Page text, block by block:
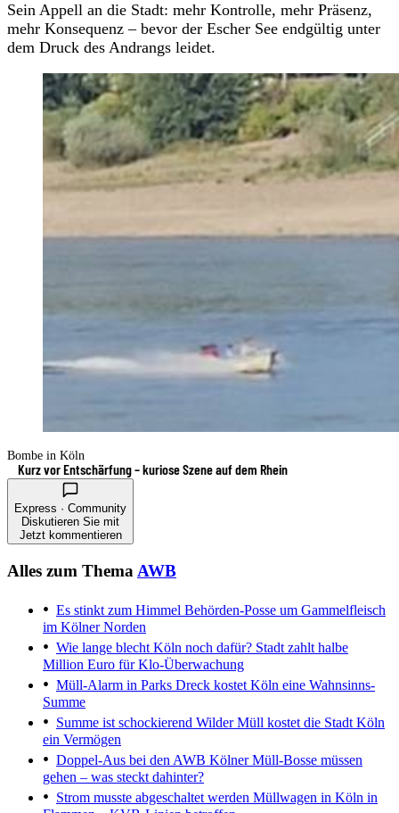
Sein Appell an die Stadt: mehr Kontrolle, mehr Präsenz,
mehr Konsequenz – bevor der Escher See endgültig unter
dem Druck des Andrangs leidet.
Bombe in Köln
Kurz vor Entschärfung – kuriose Szene auf dem Rhein
Express · Community
Diskutieren Sie mit
Jetzt kommentieren
Alles zum Thema AWB
Es stinkt zum Himmel Behörden-Posse um Gammelfleisch
im Kölner Norden
Wie lange blecht Köln noch dafür? Stadt zahlt halbe
Million Euro für Klo-Überwachung
Müll-Alarm in Parks Dreck kostet Köln eine Wahnsinns-
Summe
Summe ist schockierend Wilder Müll kostet die Stadt Köln
ein Vermögen
Doppel-Aus bei den AWB Kölner Müll-Bosse müssen
gehen – was steckt dahinter?
Strom musste abgeschaltet werden Müllwagen in Köln in